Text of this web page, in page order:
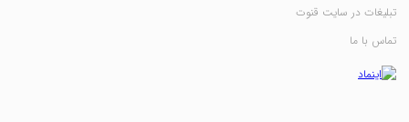
تبلیغات در سایت قنوت
تماس با ما